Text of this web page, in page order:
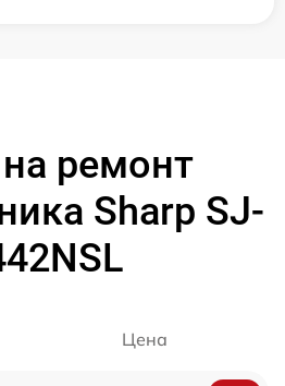
ремонт
Sharp SJ-
Цена